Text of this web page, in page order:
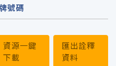
資源一鍵
下載
匯出詮釋
資料
號碼